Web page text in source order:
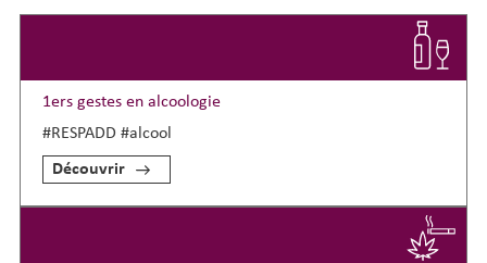
1ers gestes en alcoologie
#RESPADD #alcool
Découvrir